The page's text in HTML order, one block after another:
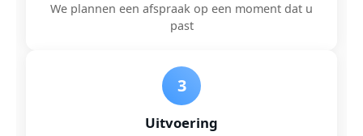
We plannen een afspraak op een moment dat u
past
3
Uitvoering